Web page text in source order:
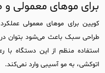
برای موهای معمولی
کویین برای موهای معمولی
طراحی سبک باعث می‌شود بتوان
استفاده منظم از این دستگاه با
اتوکشی، به مو آسیبی وارد نمی‌کند.